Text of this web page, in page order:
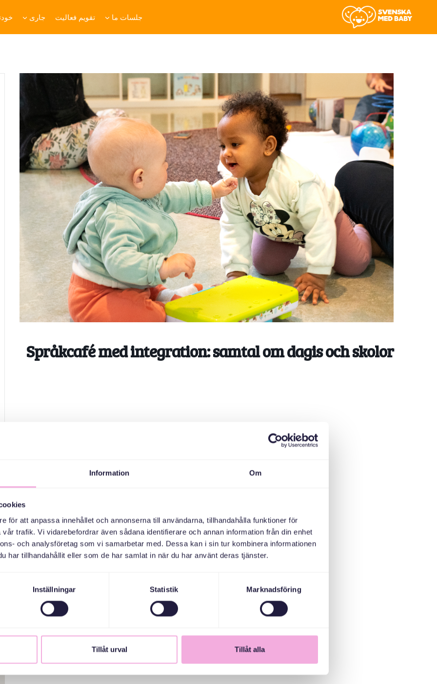
Information Om
för att anpassa innehållet och annonserna till användarna, tillhandahålla funktioner för
trafik. Vi vidarebefordrar även sådana identifierare och annan information från din enhet
och analysföretag som vi samarbetar med. Dessa kan i sin tur kombinera informationen
har tillhandahållit eller som de har samlat in när du har använt deras tjänster.
Inställningar Statistik Marknadsföring
Tillåt urval Tillåt alla
جلسات ما تقویم فعالیت جاری
Språkcafé med integration: samtal om dagis och skolor